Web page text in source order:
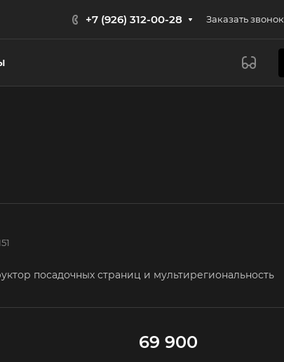
+7 (926) 312-00-28 Заказать звонок
посадочных страниц и мультирегиональность
69 900